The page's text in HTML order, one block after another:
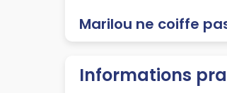
Marilou ne coiffe
Informations